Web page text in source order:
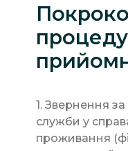
1. Звернення
служби у
проживання